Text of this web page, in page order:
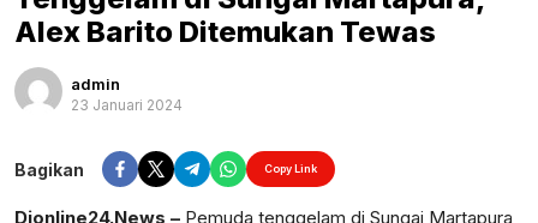
Alex Barito Ditemukan Tewas
admin
23 Januari 2024
Bagikan Copy Link
Dionline24.News – Pemuda tenggelam di Sungai Martapura